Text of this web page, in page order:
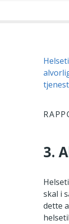
Du er
3.
skal i
dette